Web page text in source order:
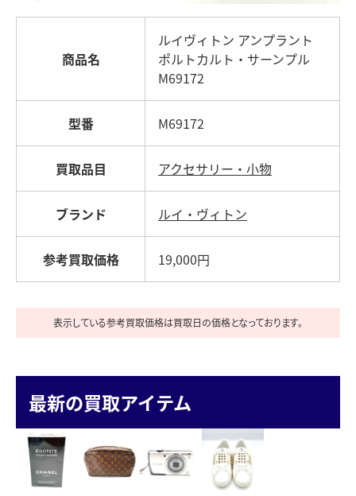
商品名
ルイヴィトン アンプラント
ポルトカルト・サーンプル
M69172
型番 M69172
買取品目 アクセサリー・小物
ブランド ルイ・ヴィトン
参考買取価格 19,000円
表示している参考買取価格は買取日の価格となっております。
最新の買取アイテム